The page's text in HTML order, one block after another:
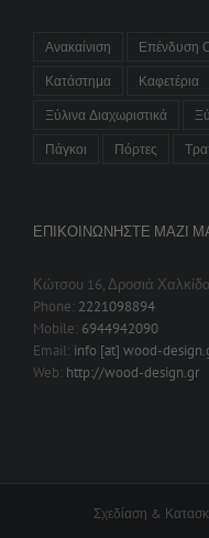
Ανακαίνιση Επένδυση
Κατάστημα Καφετέρια
Ξύλινα Διαχωριστικά
Πάγκοι Πόρτες
ΕΠΙΚΟΙΝΩΝΉΣΤΕ ΜΑΖΊ
Κώτσου 16, Δροσιά
Phone: 2221098894
Mobile: 6944942090
Email: info [at] wood-
Web: http://wood-design.gr
Σχεδίαση &